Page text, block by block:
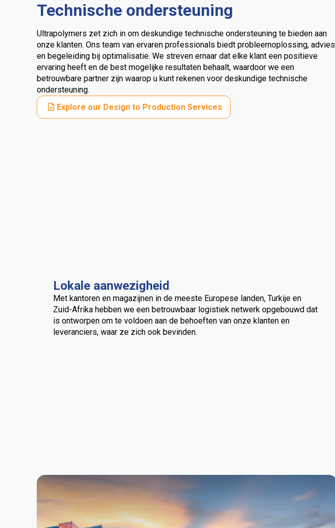
Technische ondersteuning
Ultrapolymers zet zich in om deskundige technische ondersteuning te bieden aan
onze klanten. Ons team van ervaren professionals biedt probleemoplossing, advies
en begeleiding bij optimalisatie. We streven ernaar dat elke klant een positieve
ervaring heeft en de best mogelijke resultaten behaalt, waardoor we een
betrouwbare partner zijn waarop u kunt rekenen voor deskundige technische
ondersteuning.
Explore our Design to Production Services
Lokale aanwezigheid
Met kantoren en magazijnen in de meeste Europese landen, Turkije en
Zuid-Afrika hebben we een betrouwbaar logistiek netwerk opgebouwd dat
is ontworpen om te voldoen aan de behoeften van onze klanten en
leveranciers, waar ze zich ook bevinden.